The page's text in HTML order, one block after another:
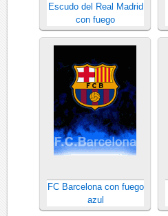
Escudo del Real Madrid
con fuego
FC Barcelona con fuego
azul